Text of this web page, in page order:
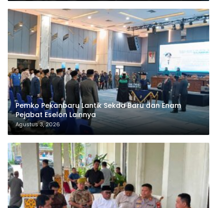
Pemko Pekanbaru Lantik Sekda Baru dan Enam
Pejabat Eselon Lainnya
Agustus 3, 2026